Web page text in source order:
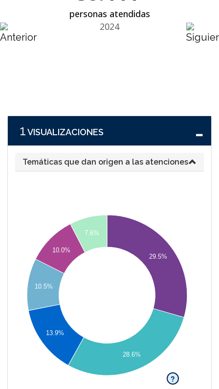
personas atendidas
2024
1VISUALIZACIONES
Temáticas que dan origen a las atenciones
28.6%
29.5%
10.5%
10.0%
7.6%
13.9%
?